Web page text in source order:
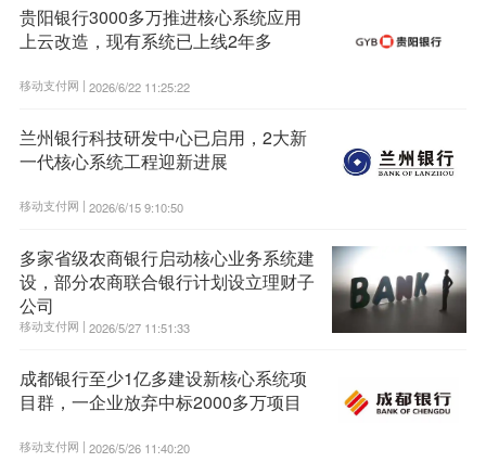
贵阳银行3000多万推进核心系统应用
上云改造，现有系统已上线2年多
移动支付网 | 2026/6/22 11:25:22
兰州银行科技研发中心已启用，2大新
一代核心系统工程迎新进展
移动支付网 | 2026/6/15 9:10:50
多家省级农商银行启动核心业务系统建
设，部分农商联合银行计划设立理财子
公司
移动支付网 | 2026/5/27 11:51:33
成都银行至少1亿多建设新核心系统项
目群，一企业放弃中标2000多万项目
移动支付网 | 2026/5/26 11:40:20